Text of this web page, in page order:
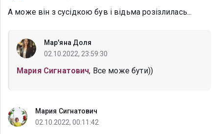
А може він з сусідкою був і відьма розізлилась...
Мар'яна Доля
02.10.2022, 23:59:30
Мария Сигнатович, Все може бути))
Мария Сигнатович
02.10.2022, 00:11:42